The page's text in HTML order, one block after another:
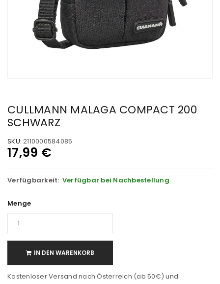
CULLMANN MALAGA COMPACT 200
SCHWARZ
SKU: 2110000584085
17,99 €
Verfügbarkeit: Verfügbar bei Nachbestellung
Menge
IN DEN WARENKORB
Kostenloser Versand nach Österreich (ab 50€) und